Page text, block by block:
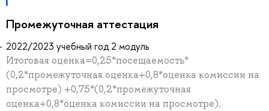
Промежуточная аттестация
2022/2023 учебный год 2 модуль
Итоговая оценка=0,25*посещаемость*
(0,2*промежуточная оценка+0,8*оценка комиссии на
просмотре) +0,75*(0,2*промежуточная
оценка+0,8*оценка комиссии на просмотре).